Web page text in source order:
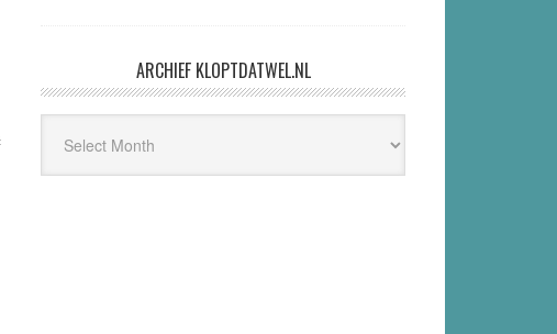
ARCHIEF KLOPTDATWEL.NL
Kloptdatwel.nl